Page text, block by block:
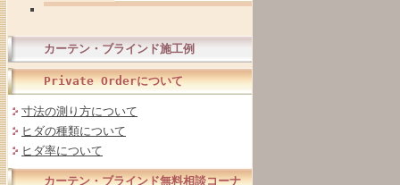
カーテン・ブラインド施工例
Private Orderについて
寸法の測り方について
ヒダの種類について
ヒダ率について
カーテン・ブラインド無料相談コーナ